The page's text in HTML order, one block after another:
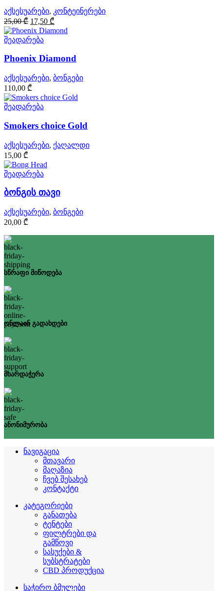
აქსესუარები, კონტეინერები
25,00₾ Original
price
was:
25,00 ₾.
17,50 ₾
price
is:
შეადარება
Phoenix Diamond
აქსესუარები, ბონგები
110,00 ₾
შეადარება
Smokers choice Gold
აქსესუარები, ქაღალდი
15,00 ₾
შეადარება
ბონგის თავი
აქსესუარები, ბონგები
20,00 ₾
სწრაფი მიწოდება
ონლაინ გადახდები
მხარდაჭერა
ანონიმურობა
ნავიგაცია
მთავარი
მაღაზია
ჩვებ შესახებ
კონტაქტი
კატეგორიები
განათება
ტენტები
ფილტრები და
გამწოვი
სასუქები &
სუბსტრატები
CBD პროდუქცია
საჭირო ბმულები